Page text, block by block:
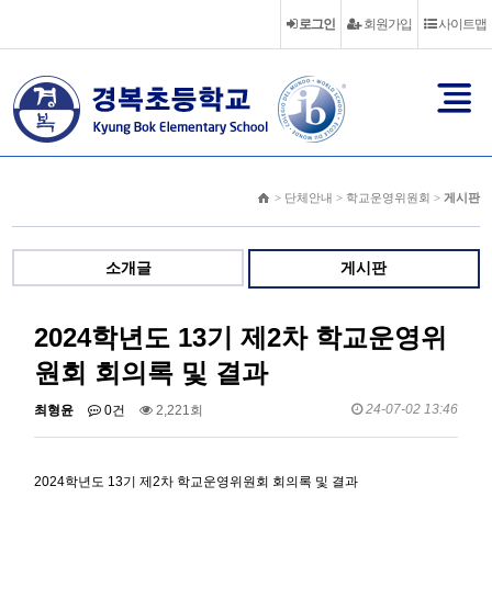
사이트맵
회원가입
로그인
> 단체안내 > 학교운영위원회 > 게시판
소개글 게시판
2024학년도 13기 제2차 학교운영위
원회 회의록 및 결과
최형윤 0건 2,221회 24-07-02 13:46
2024학년도 13기 제2차 학교운영위원회 회의록 및 결과